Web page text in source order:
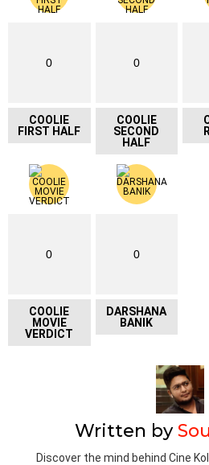
0
COOLIE
FIRST HALF
0
COOLIE
SECOND
HALF
0
COOLIE
MOVIE
VERDICT
0
DARSHANA
BANIK
Written by
Discover the mind behind Cine